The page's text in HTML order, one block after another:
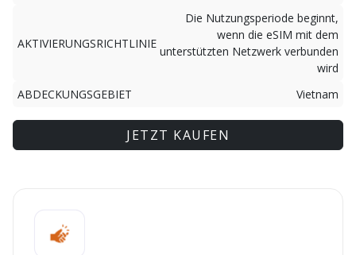
AKTIVIERUNGSRICHTLINIE
Die Nutzungsperiode beginnt,
wenn die eSIM mit dem
unterstützten Netzwerk verbunden
wird
ABDECKUNGSGEBIET
Vietnam
JETZT KAUFEN